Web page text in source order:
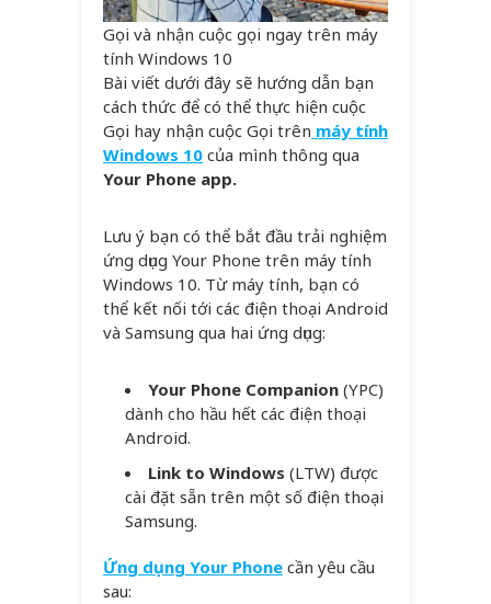
Gọi và nhận cuộc gọi ngay trên máy
tính Windows 10
Bài viết dưới đây sẽ hướng dẫn bạn
cách thức để có thể thực hiện cuộc
Gọi hay nhận cuộc Gọi trên máy tính
Windows 10 của mình thông qua
Your Phone app.
Lưu ý bạn có thể bắt đầu trải nghiệm
ứng dụng Your Phone trên máy tính
Windows 10. Từ máy tính, bạn có
thể kết nối tới các điện thoại Android
và Samsung qua hai ứng dụng:
Your Phone Companion (YPC)
dành cho hầu hết các điện thoại
Android.
Link to Windows (LTW) được
cài đặt sẵn trên một số điện thoại
Samsung.
Ứng dụng Your Phone cần yêu cầu
sau: